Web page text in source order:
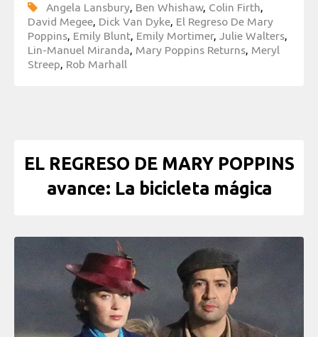
Angela Lansbury, Ben Whishaw, Colin Firth,
David Megee, Dick Van Dyke, El Regreso De Mary
Poppins, Emily Blunt, Emily Mortimer, Julie Walters,
Lin-Manuel Miranda, Mary Poppins Returns, Meryl
Streep, Rob Marhall
EL REGRESO DE MARY POPPINS
avance: La bicicleta mágica